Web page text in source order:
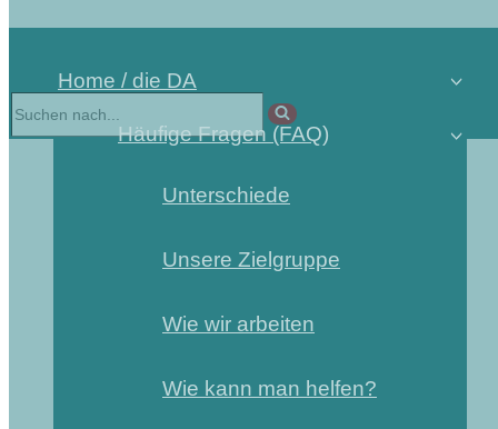
Home / die DA
Häufige Fragen (FAQ)
Unterschiede
Unsere Zielgruppe
Wie wir arbeiten
Wie kann man helfen?